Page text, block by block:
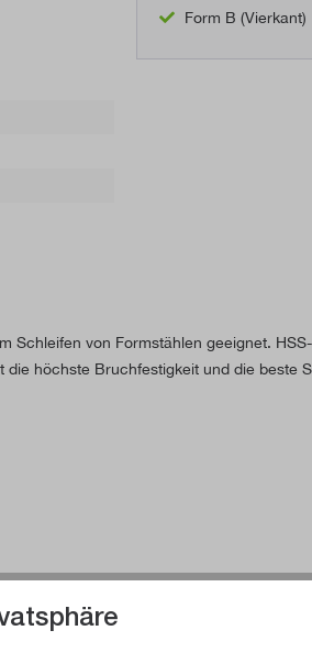
Form B (Vierkant)
von Formstählen geeignet.
höchste Bruchfestigkeit und die beste